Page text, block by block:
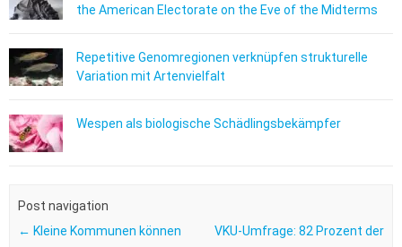
the American Electorate on the Eve of the Midterms
Repetitive Genomregionen verknüpfen strukturelle
Variation mit Artenvielfalt
Wespen als biologische Schädlingsbekämpfer
Post navigation
← Kleine Kommunen können
VKU-Umfrage: 82 Prozent der